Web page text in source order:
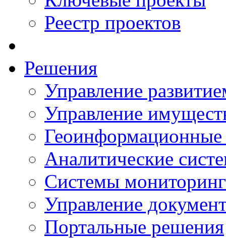
Реестр проектов
Решения
Управление
Управление
Аналитические
Системы
Управление
Портальные решения